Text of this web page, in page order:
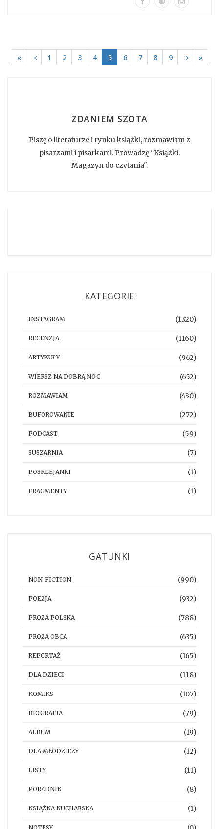
« ﹤ 1 2 3 4 5 6 7 8 9 ﹥ »
ZDANIEM SZOTA
Piszę o literaturze i rynku książki, rozmawiam z
pisarzami i pisarkami. Prowadzę "Książki.
Magazyn do czytania".
KATEGORIE
INSTAGRAM (1320)
RECENZJA (1160)
ARTYKUŁY (962)
WIERSZ NA DOBRĄ NOC (652)
ROZMAWIAM (430)
BUFOROWANIE (272)
PODCAST (59)
SUSZARNIA (7)
POSKLEJANKI (1)
FRAGMENTY (1)
GATUNKI
NON-FICTION (990)
POEZJA (932)
PROZA POLSKA (788)
PROZA OBCA (635)
REPORTAŻ (165)
DLA DZIECI (118)
KOMIKS (107)
BIOGRAFIA (79)
ALBUM (19)
DLA MŁODZIEŻY (12)
LISTY (11)
PORADNIK (8)
KSIĄŻKA KUCHARSKA (1)
NOTESY